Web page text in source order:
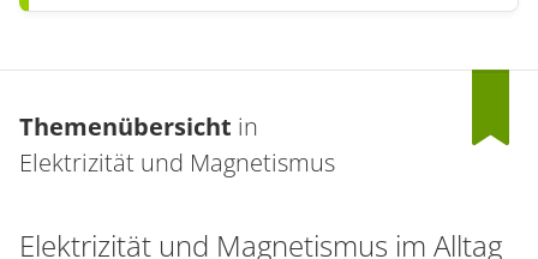
Themenübersicht in
Elektrizität und Magnetismus
Elektrizität und Magnetismus im Alltag